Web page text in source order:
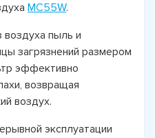
MC55W.
воздуха пыль и
загрязнений размером
эффективно
возвращая
воздух.
эксплуатации